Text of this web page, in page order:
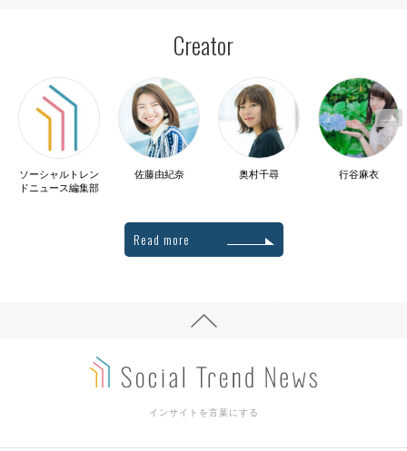
Creator
ソーシャルトレン
ドニュース編集部
佐藤由紀奈 奥村千尋 行谷麻衣
Read more
インサイトを言葉にする